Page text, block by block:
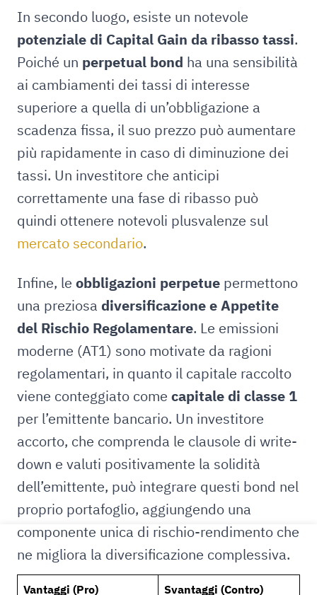
In secondo luogo, esiste un notevole
potenziale di Capital Gain da ribasso tassi.
Poiché un perpetual bond ha una sensibilità
ai cambiamenti dei tassi di interesse
superiore a quella di un’obbligazione a
scadenza fissa, il suo prezzo può aumentare
più rapidamente in caso di diminuzione dei
tassi. Un investitore che anticipi
correttamente una fase di ribasso può
quindi ottenere notevoli plusvalenze sul
mercato secondario.
Infine, le obbligazioni perpetue permettono
una preziosa diversificazione e Appetite
del Rischio Regolamentare. Le emissioni
moderne (AT1) sono motivate da ragioni
regolamentari, in quanto il capitale raccolto
viene conteggiato come capitale di classe 1
per l’emittente bancario. Un investitore
accorto, che comprenda le clausole di write-
down e valuti positivamente la solidità
dell’emittente, può integrare questi bond nel
proprio portafoglio, aggiungendo una
componente unica di rischio-rendimento che
ne migliora la diversificazione complessiva.
Vantaggi (Pro) Svantaggi (Contro)